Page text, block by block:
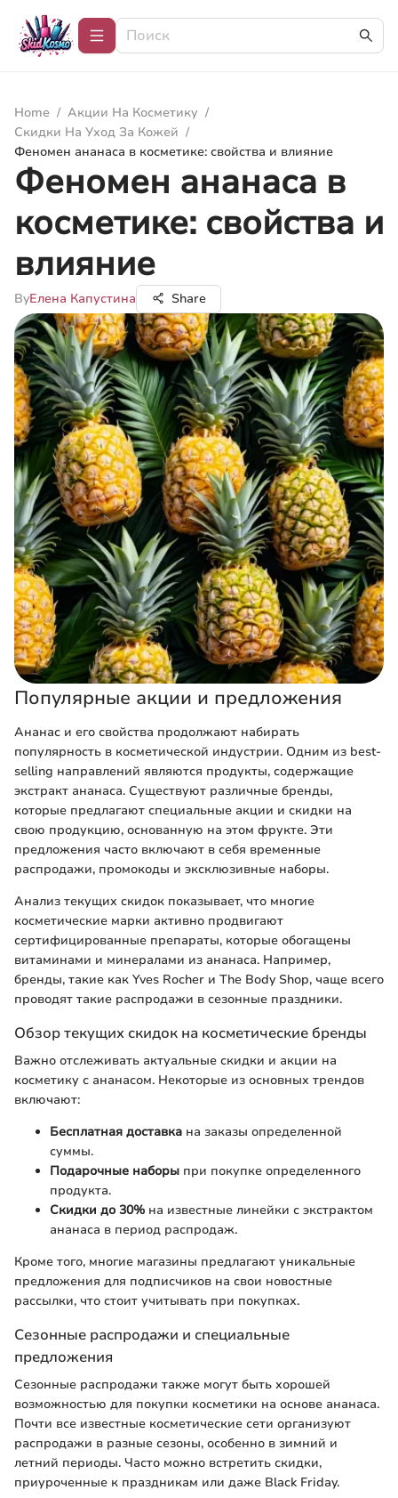
Home / Акции На Косметику /
Скидки На Уход За Кожей /
Феномен ананаса в косметике: свойства и влияние
Феномен ананаса в
косметике: свойства и
влияние
ByЕлена Капустина Share
Популярные акции и предложения
Ананас и его свойства продолжают набирать
популярность в косметической индустрии. Одним из best-
selling направлений являются продукты, содержащие
экстракт ананаса. Существуют различные бренды,
которые предлагают специальные акции и скидки на
свою продукцию, основанную на этом фрукте. Эти
предложения часто включают в себя временные
распродажи, промокоды и эксклюзивные наборы.
Анализ текущих скидок показывает, что многие
косметические марки активно продвигают
сертифицированные препараты, которые обогащены
витаминами и минералами из ананаса. Например,
бренды, такие как Yves Rocher и The Body Shop, чаще всего
проводят такие распродажи в сезонные праздники.
Обзор текущих скидок на косметические бренды
Важно отслеживать актуальные скидки и акции на
косметику с ананасом. Некоторые из основных трендов
включают:
Бесплатная доставка на заказы определенной
суммы.
Подарочные наборы при покупке определенного
продукта.
Скидки до 30% на известные линейки с экстрактом
ананаса в период распродаж.
Кроме того, многие магазины предлагают уникальные
предложения для подписчиков на свои новостные
рассылки, что стоит учитывать при покупках.
Сезонные распродажи и специальные
предложения
Сезонные распродажи также могут быть хорошей
возможностью для покупки косметики на основе ананаса.
Почти все известные косметические сети организуют
распродажи в разные сезоны, особенно в зимний и
летний периоды. Часто можно встретить скидки,
приуроченные к праздникам или даже Black Friday.